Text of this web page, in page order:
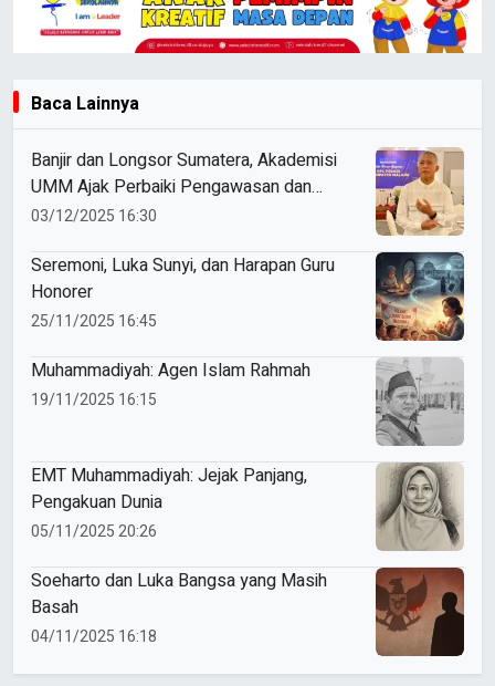
Baca Lainnya
Banjir dan Longsor Sumatera, Akademisi
UMM Ajak Perbaiki Pengawasan dan
Ketaatan Hukum
03/12/2025 16:30
Seremoni, Luka Sunyi, dan Harapan Guru
Honorer
25/11/2025 16:45
Muhammadiyah: Agen Islam Rahmah
19/11/2025 16:15
EMT Muhammadiyah: Jejak Panjang,
Pengakuan Dunia
05/11/2025 20:26
Soeharto dan Luka Bangsa yang Masih
Basah
04/11/2025 16:18